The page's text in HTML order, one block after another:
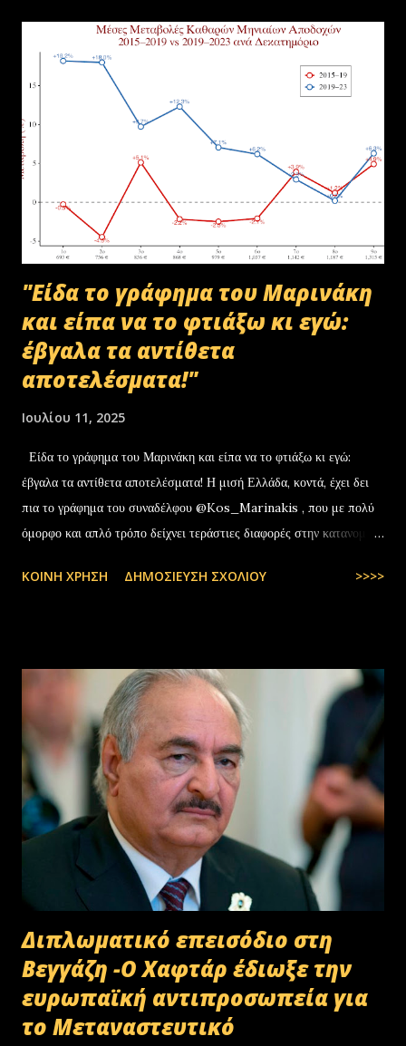
αποστολή των Πινάκων αρχείων Καταστρεπτέων Υλικών της ΠΔ
Μακεδονίας-Θράκης και ολοκληρώθηκε με το υπ.αρ.πρωτ.
23412/02-07-2025 έγγραφο της ΑΑΔΕ και το από 10-07-2025
πρωτόκολλο παράδοσης υλικών μεταξύ της ΑΑΔΕ-Γενική Δ/νση
Τελωνείων-Τμήμα Διαχείρισης Δημόσιου Υλικού και της
συνεργαζόμενης με αυτήν εταιρείας ανακύκλωσης. Διευκρινίζεται ότι
στο αρχείο αυτό δεν συμπεριλαμβάνονταν αρχειακό υλικό που είχε
κοινοποιηθεί ότι ελέγχεται και στο ψηφιακό αρχείο του ΟΠΕΚΕΠ...
"Είδα το γράφημα του Μαρινάκη
και είπα να το φτιάξω κι εγώ:
έβγαλα τα αντίθετα
αποτελέσματα!"
Ιουλίου 11, 2025
Είδα το γράφημα του Μαρινάκη και είπα να το φτιάξω κι εγώ:
έβγαλα τα αντίθετα αποτελέσματα! Η μισή Ελλάδα, κοντά, έχει δει
πια το γράφημα του συναδέλφου @Kos_Marinakis , που με πολύ
όμορφο και απλό τρόπο δείχνει τεράστιες διαφορές στην κατανομή
— Stefanos Tyros (@StefanosTyros) July 11, 2025
ΚΟΙΝΉ ΧΡΉΣΗ ΔΗΜΟΣΊΕΥΣΗ ΣΧΟΛΊΟΥ >>>>
Διπλωματικό επεισόδιο στη
Βεγγάζη -Ο Χαφτάρ έδιωξε την
ευρωπαϊκή αντιπροσωπεία για
το Μεταναστευτικό